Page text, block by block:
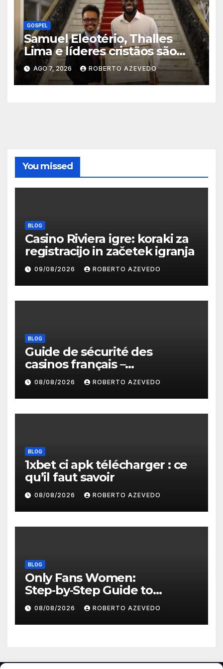
GOSPEL
Samuel Eleotério, Thalles
Lima e líderes cristãos são
homenageados na Câmara
Municipal do Rio de Janeiro
AGO 7, 2026 ROBERTO AZEVEDO
You missed
BLOG
Casino Riviera igre: koraki za
registracijo in začetek igranja
09/08/2026 ROBERTO AZEVEDO
BLOG
Guide de sécurité des
casinos français –
protections, licences et
paiements fiables
08/08/2026 ROBERTO AZEVEDO
BLOG
1xbet ci apk télécharger : ce
qu’il faut savoir
08/08/2026 ROBERTO AZEVEDO
BLOG
Only Fans Women:
Step‑by‑Step Guide to
Secure, Private Access and
Premium Experience
08/08/2026 ROBERTO AZEVEDO